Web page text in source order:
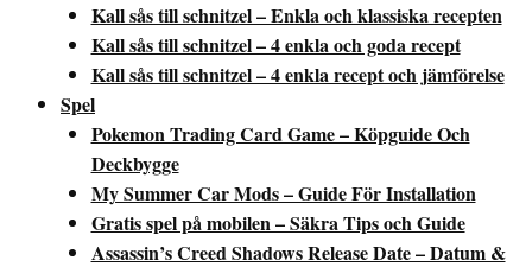
Kall sås till schnitzel – Enkla och klassiska recepten
Kall sås till schnitzel – 4 enkla och goda recept
Kall sås till schnitzel – 4 enkla recept och jämförelse
Spel
Pokemon Trading Card Game – Köpguide Och
Deckbygge
My Summer Car Mods – Guide För Installation
Gratis spel på mobilen – Säkra Tips och Guide
Assassin’s Creed Shadows Release Date – Datum &